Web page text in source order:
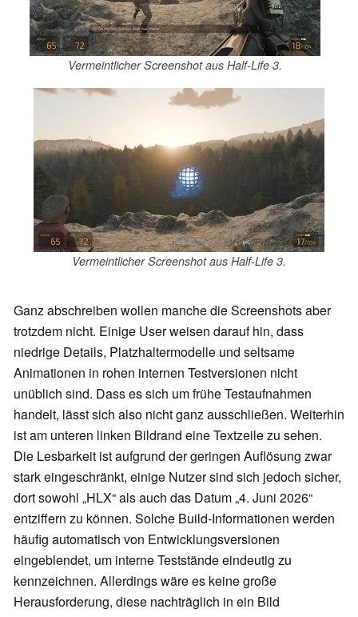
Vermeintlicher Screenshot aus Half-Life 3.
Vermeintlicher Screenshot aus Half-Life 3.
Ganz abschreiben wollen manche die Screenshots aber
trotzdem nicht. Einige User weisen darauf hin, dass
niedrige Details, Platzhaltermodelle und seltsame
Animationen in rohen internen Testversionen nicht
unüblich sind. Dass es sich um frühe Testaufnahmen
handelt, lässt sich also nicht ganz ausschließen. Weiterhin
ist am unteren linken Bildrand eine Textzeile zu sehen.
Die Lesbarkeit ist aufgrund der geringen Auflösung zwar
stark eingeschränkt, einige Nutzer sind sich jedoch sicher,
dort sowohl „HLX“ als auch das Datum „4. Juni 2026“
entziffern zu können. Solche Build-Informationen werden
häufig automatisch von Entwicklungsversionen
eingeblendet, um interne Teststände eindeutig zu
kennzeichnen. Allerdings wäre es keine große
Herausforderung, diese nachträglich in ein Bild